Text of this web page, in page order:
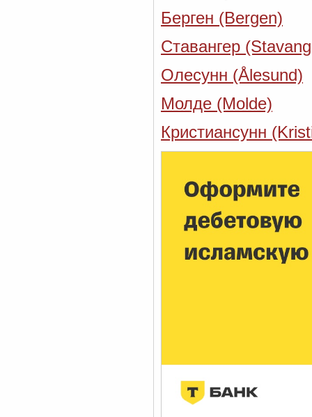
Берген (Bergen)
Ставангер
Олесунн (Ålesund)
Молде (Molde)
Кристиансунн